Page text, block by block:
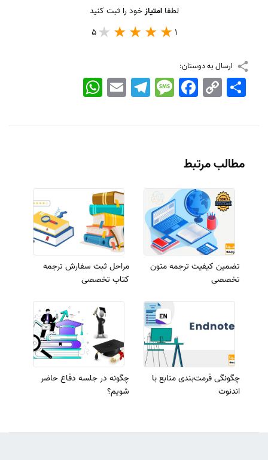
لطفاامتیازخود را ثبت کنید
1
5
ارسال به دوستان:
WhatsApp EmailTelegramMessageFacebook Copy
Link
اشتراک
مطالب مرتبط
تضمین کیفیت ترجمه متون
تخصصی
مراحل ثبت سفارش ترجمه
کتاب تخصصی
چگونگی فرمت‌بندی منابع با
اندنوت
چگونه در جلسه دفاع حاضر
شویم؟